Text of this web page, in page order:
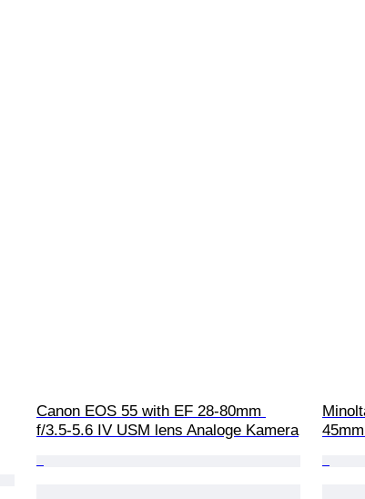
Canon EOS 55 with EF 28-80mm
f/3.5-5.6 IV USM lens Analoge Kamera